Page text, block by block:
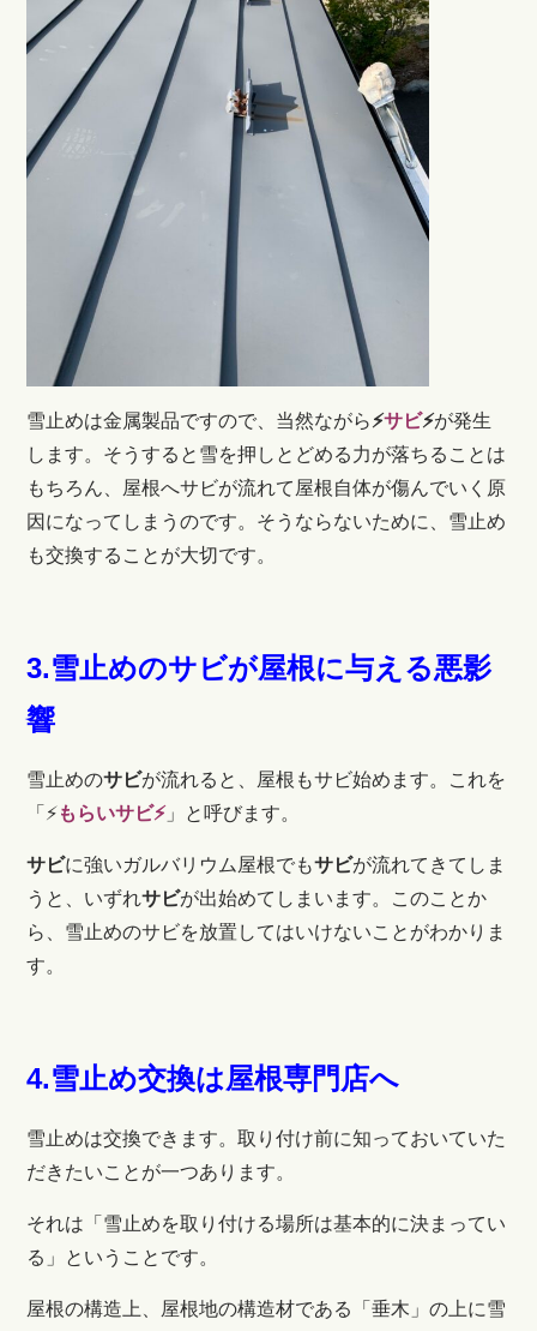
雪止めは金属製品ですので、当然ながら⚡サビ⚡が発生
します。そうすると雪を押しとどめる力が落ちることは
もちろん、屋根へサビが流れて屋根自体が傷んでいく原
因になってしまうのです。そうならないために、雪止め
も交換することが大切です。
3.雪止めのサビが屋根に与える悪影
響
雪止めのサビが流れると、屋根もサビ始めます。これを
「⚡もらいサビ⚡」と呼びます。
サビに強いガルバリウム屋根でもサビが流れてきてしま
うと、いずれサビが出始めてしまいます。このことか
ら、雪止めのサビを放置してはいけないことがわかりま
す。
4.雪止め交換は屋根専門店へ
雪止めは交換できます。取り付け前に知っておいていた
だきたいことが一つあります。
それは「雪止めを取り付ける場所は基本的に決まってい
る」ということです。
屋根の構造上、屋根地の構造材である「垂木」の上に雪